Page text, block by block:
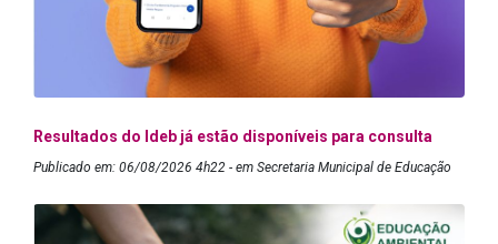
Resultados do Ideb já estão disponíveis para consulta
Publicado em: 06/08/2026 4h22 - em Secretaria Municipal de Educação